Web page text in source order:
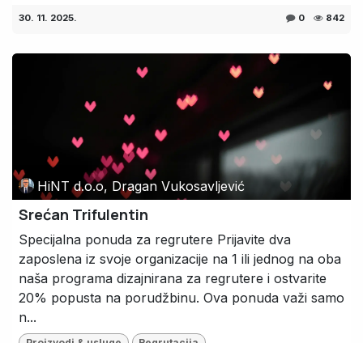
30. 11. 2025. 0 842
HiNT d.o.o, Dragan Vukosavljević
Srećan Trifulentin
Specijalna ponuda za regrutere Prijavite dva
zaposlena iz svoje organizacije na 1 ili jednog na oba
naša programa dizajnirana za regrutere i ostvarite
20% popusta na porudžbinu. Ova ponuda važi samo
n...